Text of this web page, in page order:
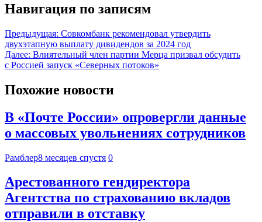
Навигация по записям
Предыдущая: Совкомбанк рекомендовал утвердить
двухэтапную выплату дивидендов за 2024 год
Далее: Влиятельный член партии Мерца призвал обсудить
с Россией запуск «Северных потоков»
Похожие новости
В «Почте России» опровергли данные
о массовых увольнениях сотрудников
Рамблер8 месяцев спустя 0
Арестованного гендиректора
Агентства по страхованию вкладов
отправили в отставку